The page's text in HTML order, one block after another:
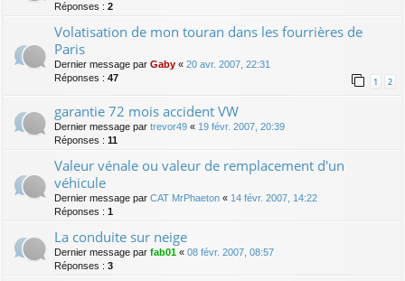
Réponses : 2
Volatisation de mon touran dans les fourrières de
Paris
Dernier message par Gaby « 20 avr. 2007, 22:31
Réponses : 47 1 2
garantie 72 mois accident VW
Dernier message par trevor49 « 19 févr. 2007, 20:39
Réponses : 11
Valeur vénale ou valeur de remplacement d'un
véhicule
Dernier message par CAT MrPhaeton « 14 févr. 2007, 14:22
Réponses : 1
La conduite sur neige
Dernier message par fab01 « 08 févr. 2007, 08:57
Réponses : 3